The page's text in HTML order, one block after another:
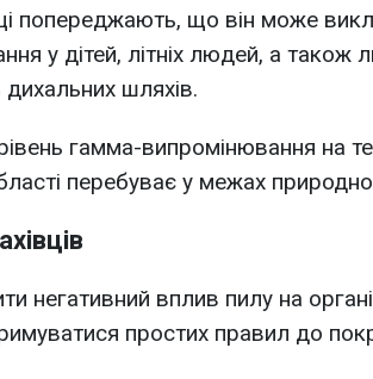
попереджають, що він може
у дітей, літніх людей, а також
шляхів.
гамма-випромінювання на
перебуває у межах
негативний вплив пилу на
простих правил до